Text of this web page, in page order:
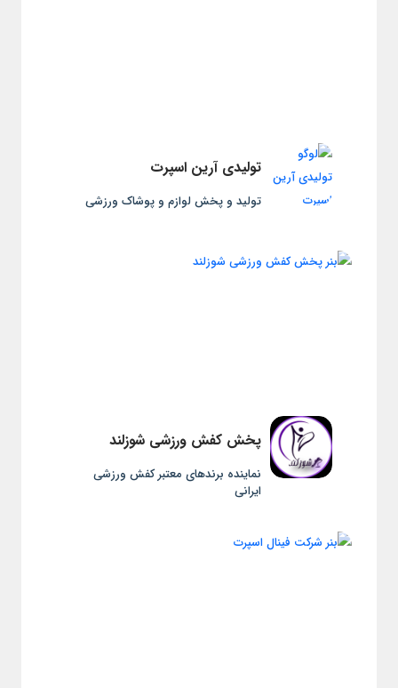
تولیدی آرین اسپرت
تولید و پخش لوازم و پوشاک ورزشی
پخش کفش ورزشی شوزلند
نماینده برندهای معتبر کفش ورزشی
ایرانی